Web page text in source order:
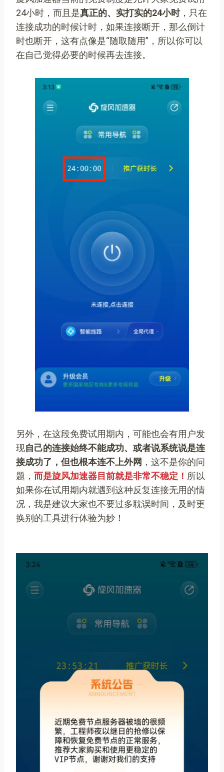
24小时，而且是真正的、实打实的24小时，只在
连接成功的时候计时，如果连接断开，那么倒计
时也断开，这有点像是“随取随用”，所以你可以
在自己觉得必要的时候再去连接。
另外，在这段免费试用期内，可能也会有用户发
现自己的连接始终不能成功、或者说系统说是连
接成功了，但也根本连不上外网 ，这不是你的问
题， 而是旋风加速器目前就是非常不稳定！ 所以
如果你在试用期内就遇到这种反复连接无用的情
况，我是建议大家也不要过多耽误时间，及时更
换别的工具进行体验为妙！